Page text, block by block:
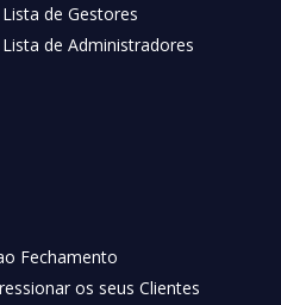
Lista de Gestores
Lista de Administradores
Fechamento
os seus Clientes